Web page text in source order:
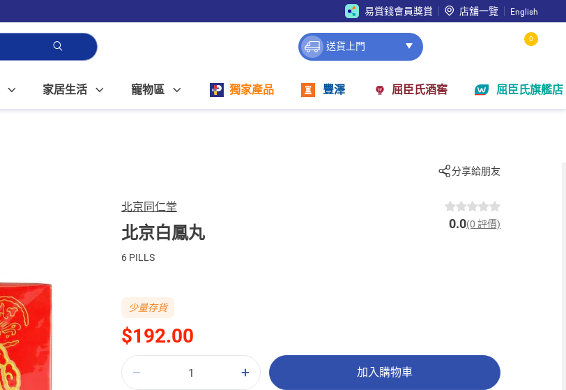
易賞錢會員獎賞 店舖一覽 English
送貨上門
0
家居生活 寵物區 獨家產品 豐澤 屈臣氏酒窖 屈臣氏旗艦店
分享給朋友
北京同仁堂
北京白鳳丸 0.0(0 評價)
6 PILLS
$192.00
少量存貨
加入購物車